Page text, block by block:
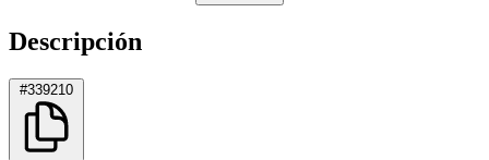
Descripción
#339210